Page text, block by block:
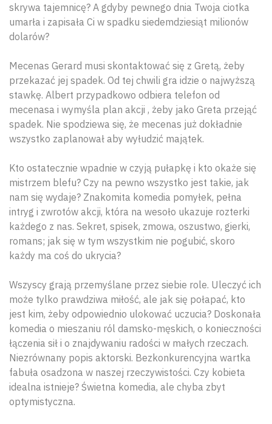
skrywa tajemnicę? A gdyby pewnego dnia Twoja ciotka
umarła i zapisała Ci w spadku siedemdziesiąt milionów
dolarów?
Mecenas Gerard musi skontaktować się z Gretą, żeby
przekazać jej spadek. Od tej chwili gra idzie o najwyższą
stawkę. Albert przypadkowo odbiera telefon od
mecenasa i wymyśla plan akcji , żeby jako Greta przejąć
spadek. Nie spodziewa się, że mecenas już dokładnie
wszystko zaplanował aby wyłudzić majątek.
Kto ostatecznie wpadnie w czyją pułapkę i kto okaże się
mistrzem blefu? Czy na pewno wszystko jest takie, jak
nam się wydaje? Znakomita komedia pomyłek, pełna
intryg i zwrotów akcji, która na wesoło ukazuje rozterki
każdego z nas. Sekret, spisek, zmowa, oszustwo, gierki,
romans; jak się w tym wszystkim nie pogubić, skoro
każdy ma coś do ukrycia?
Wszyscy grają przemyślane przez siebie role. Uleczyć ich
może tylko prawdziwa miłość, ale jak się połapać, kto
jest kim, żeby odpowiednio ulokować uczucia? Doskonała
komedia o mieszaniu ról damsko-męskich, o konieczności
łączenia sił i o znajdywaniu radości w małych rzeczach.
Niezrównany popis aktorski. Bezkonkurencyjna wartka
fabuła osadzona w naszej rzeczywistości. Czy kobieta
idealna istnieje? Świetna komedia, ale chyba zbyt
optymistyczna.